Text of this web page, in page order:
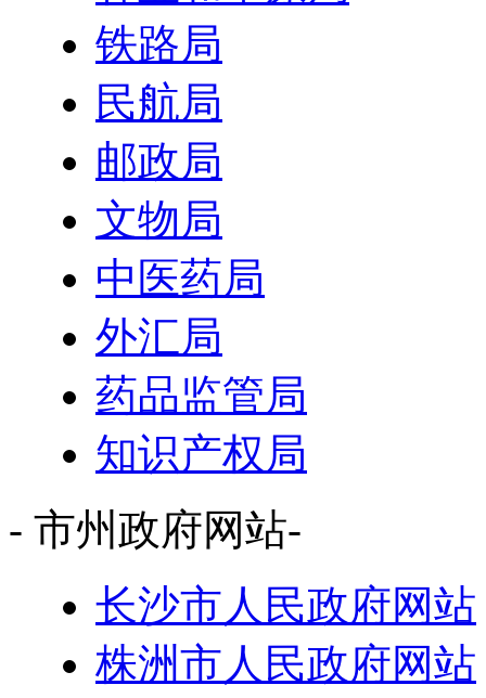
铁路局
民航局
邮政局
文物局
中医药局
外汇局
药品监管局
知识产权局
- 市州政府网站-
长沙市人民政府网站
株洲市人民政府网站